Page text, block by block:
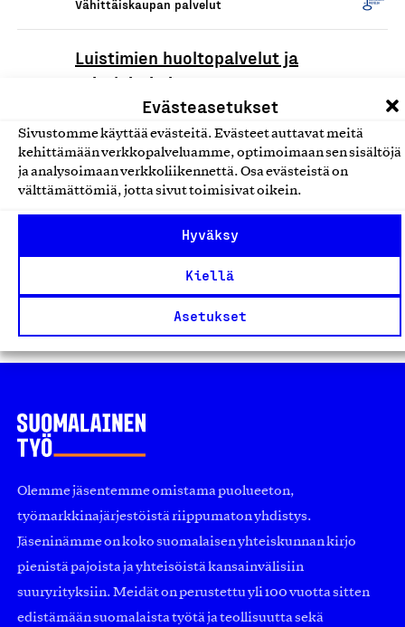
Evästeasetukset
Sivustomme käyttää evästeitä. Evästeet auttavat meitä
kehittämään verkkopalveluamme, optimoimaan sen sisältöjä
ja analysoimaan verkkoliikennettä. Osa evästeistä on
välttämättömiä, jotta sivut toimisivat oikein.
Hyväksy
Kiellä
Asetukset
Vähittäiskaupan palvelut
Luistimien huoltopalvelut ja
taitoluistimien
vähittäiskauppapalvelut
Luistintohtori oy, Palvelu
Vähittäiskaupan palvelut
Huonekalujen kierrätys- ja
myyntipalvelut
M2 Tähti Oy, Palvelu
Vähittäiskaupan palvelut
Olemme jäsentemme omistama puolueeton,
työmarkkinajärjestöistä riippumaton yhdistys.
Jäseninämme on koko suomalaisen yhteiskunnan kirjo
pienistä pajoista ja yhteisöistä kansainvälisiin
suuryrityksiin. Meidät on perustettu yli 100 vuotta sitten
edistämään suomalaista työtä ja teollisuutta sekä